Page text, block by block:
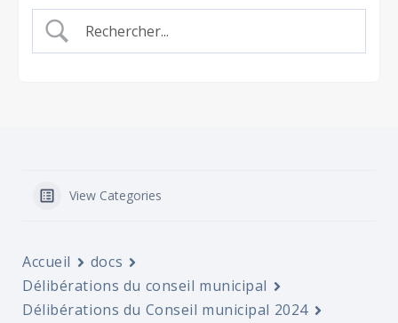
View Categories
Accueil
docs
Délibérations du conseil municipal
Délibérations du Conseil municipal 2024